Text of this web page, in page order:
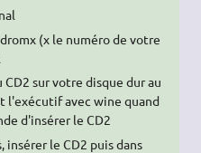
(x le numéro de votre
sur votre disque dur au
l'exécutif avec wine quand
d'insérer le CD2
insérer le CD2 puis dans